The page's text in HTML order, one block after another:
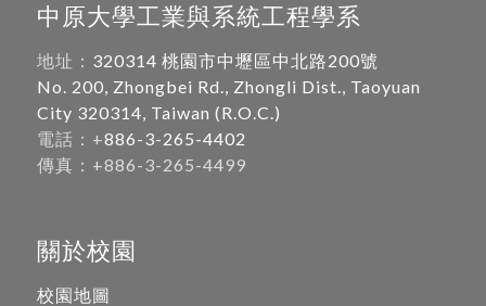
中原大學工業與系統工程學系
地址： 320314 桃園市中壢區中北路200號
No. 200, Zhongbei Rd., Zhongli Dist., Taoyuan
City 320314, Taiwan (R.O.C.)
電話：+886-3-265-4402
傳真：+886-3-265-4499
關於校園
校園地圖